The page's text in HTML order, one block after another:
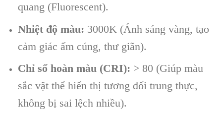
quang (Fluorescent).
Nhiệt độ màu: 3000K (Ánh sáng vàng, tạo
cảm giác ấm cúng, thư giãn).
Chỉ số hoàn màu (CRI): > 80 (Giúp màu
sắc vật thể hiển thị tương đối trung thực,
không bị sai lệch nhiều).